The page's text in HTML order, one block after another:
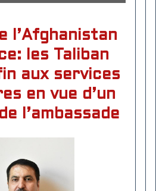
l’Afghanistan
les Taliban
aux services
en vue d’un
l’ambassade